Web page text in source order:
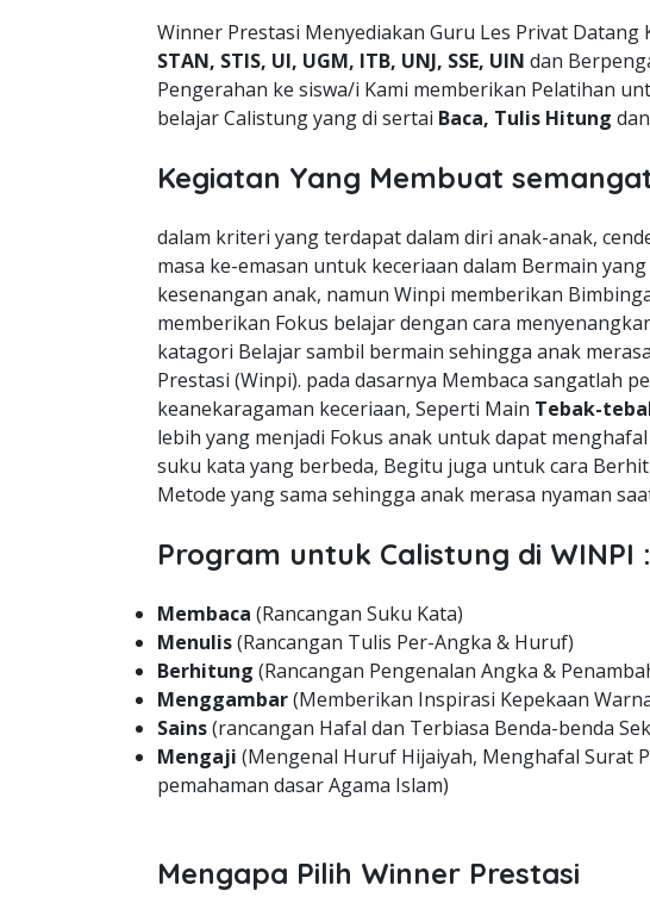
Winner Prestasi Menyediakan Guru Les Privat Datang
STAN, STIS, UI, UGM, ITB, UNJ, SSE, UIN dan
Pengerahan ke siswa/i Kami memberikan Pelatihan
belajar Calistung yang di sertai Baca, Tulis Hitung
Kegiatan Yang Membuat
dalam kriteri yang terdapat dalam diri anak-anak,
masa ke-emasan untuk keceriaan dalam Bermain
kesenangan anak, namun Winpi memberikan
memberikan Fokus belajar dengan cara
katagori Belajar sambil bermain sehingga anak
Prestasi (Winpi). pada dasarnya Membaca sangatlah
keanekaragaman keceriaan, Seperti Main Tebak-
lebih yang menjadi Fokus anak untuk dapat
suku kata yang berbeda, Begitu juga untuk cara
Metode yang sama sehingga anak merasa nyaman
Program untuk Calistung di WINPI :
Membaca (Rancangan Suku Kata)
Menulis(Rancangan Tulis Per-Angka & Huruf)
Berhitung (Rancangan Pengenalan Angka &
Menggambar(Memberikan Inspirasi Kepekaan
Sains(rancangan Hafal dan Terbiasa Benda-benda
Mengaji (Mengenal Huruf Hijaiyah, Menghafal Surat
pemahaman dasar Agama Islam)
Mengapa Pilih Winner Prestasi